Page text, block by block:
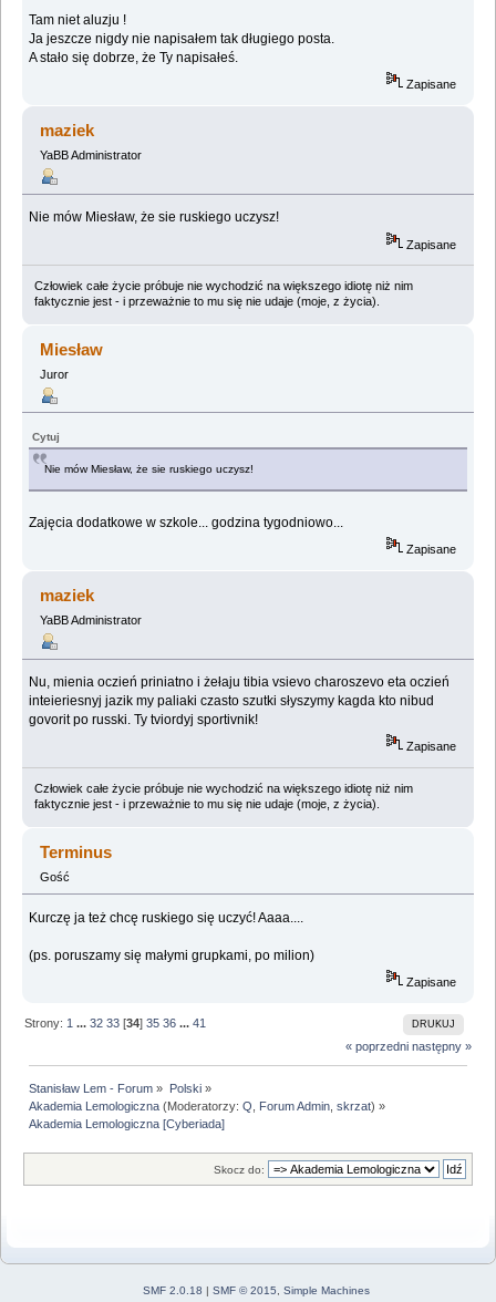
Tam niet aluzju !
Ja jeszcze nigdy nie napisałem tak długiego posta.
A stało się dobrze, że Ty napisałeś.
Zapisane
maziek
YaBB Administrator
Nie mów Miesław, że sie ruskiego uczysz!
Zapisane
Człowiek całe życie próbuje nie wychodzić na większego idiotę niż nim
faktycznie jest - i przeważnie to mu się nie udaje (moje, z życia).
Miesław
Juror
Cytuj
Nie mów Miesław, że sie ruskiego uczysz!
Zajęcia dodatkowe w szkole... godzina tygodniowo...
Zapisane
maziek
YaBB Administrator
Nu, mienia oczień priniatno i żełaju tibia vsievo charoszevo eta oczień
inteieriesnyj jazik my paliaki czasto szutki słyszymy kagda kto nibud
govorit po russki. Ty tviordyj sportivnik!
Zapisane
Człowiek całe życie próbuje nie wychodzić na większego idiotę niż nim
faktycznie jest - i przeważnie to mu się nie udaje (moje, z życia).
Terminus
Gość
Kurczę ja też chcę ruskiego się uczyć! Aaaa....
(ps. poruszamy się małymi grupkami, po milion)
Zapisane
DRUKUJ
Strony: 1 ...32 33 [34]35 36 ...41
« poprzedni następny »
Stanisław Lem - Forum » Polski»
Akademia Lemologiczna (Moderatorzy:Q Forum Admin ,skrzat) »
Akademia Lemologiczna [Cyberiada]
Skocz do:
SMF 2.0.18 | SMF © 2015 Simple Machines